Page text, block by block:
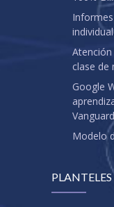
clase de
Google
Modelo
PLANTELES